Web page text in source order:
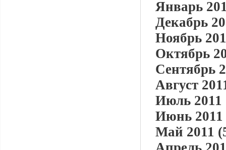
Январь
Декабрь
Ноябрь
Октябрь
Сентябрь
Август
Июль 2011
Июнь 2011
Май 2011